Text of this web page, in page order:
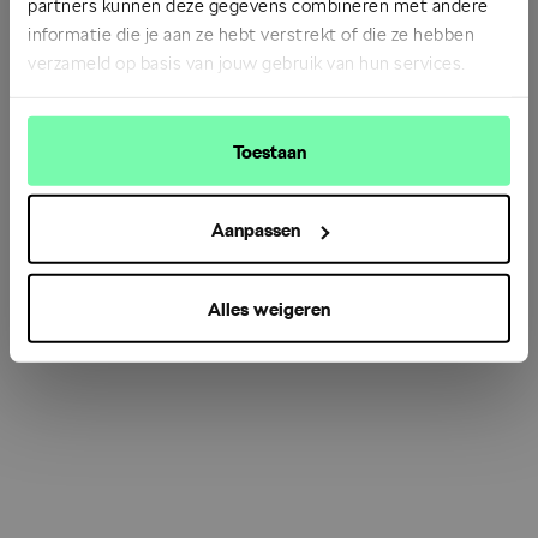
partners kunnen deze gegevens combineren met andere
informatie die je aan ze hebt verstrekt of die ze hebben
verzameld op basis van jouw gebruik van hun services.
Toestaan
Aanpassen
Alles weigeren